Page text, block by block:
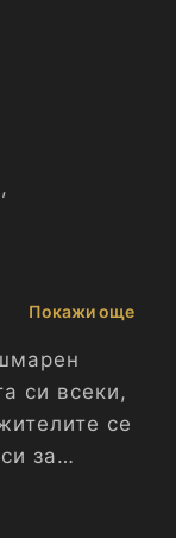
,
Покажи още
си всеки,
се
за